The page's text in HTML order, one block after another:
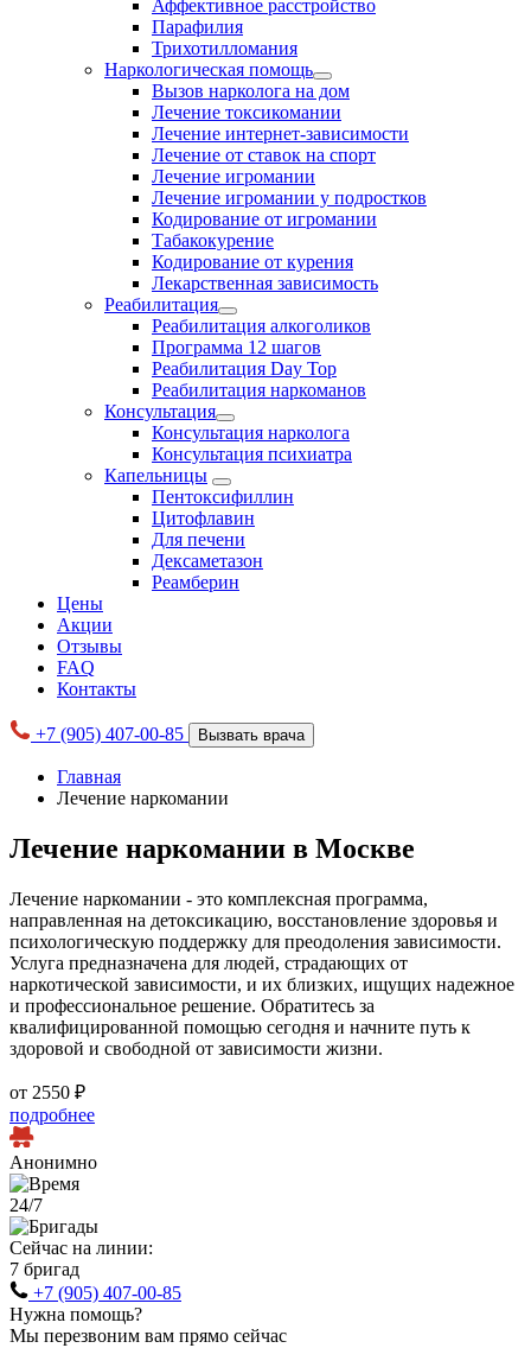
Аффективное расстройство
Парафилия
Трихотилломания
Наркологическая помощь
Вызов нарколога на дом
Лечение токсикомании
Лечение интернет-зависимости
Лечение от ставок на спорт
Лечение игромании
Лечение игромании у подростков
Кодирование от игромании
Табакокурение
Кодирование от курения
Лекарственная зависимость
Реабилитация
Реабилитация алкоголиков
Программа 12 шагов
Реабилитация Day Top
Реабилитация наркоманов
Консультация
Консультация нарколога
Консультация психиатра
Капельницы
Пентоксифиллин
Цитофлавин
Для печени
Дексаметазон
Реамберин
Цены
Акции
Отзывы
FAQ
Контакты
+7 (905) 407-00-85 Вызвать врача
Главная
Лечение наркомании
Лечение наркомании в Москве
Лечение наркомании - это комплексная программа,
направленная на детоксикацию, восстановление здоровья и
психологическую поддержку для преодоления зависимости.
Услуга предназначена для людей, страдающих от
наркотической зависимости, и их близких, ищущих надежное
и профессиональное решение. Обратитесь за
квалифицированной помощью сегодня и начните путь к
здоровой и свободной от зависимости жизни.
от 2550 ₽
подробнее
Анонимно
24/7
Сейчас на линии:
7 бригад
+7 (905) 407-00-85
Нужна помощь?
Мы перезвоним вам прямо сейчас